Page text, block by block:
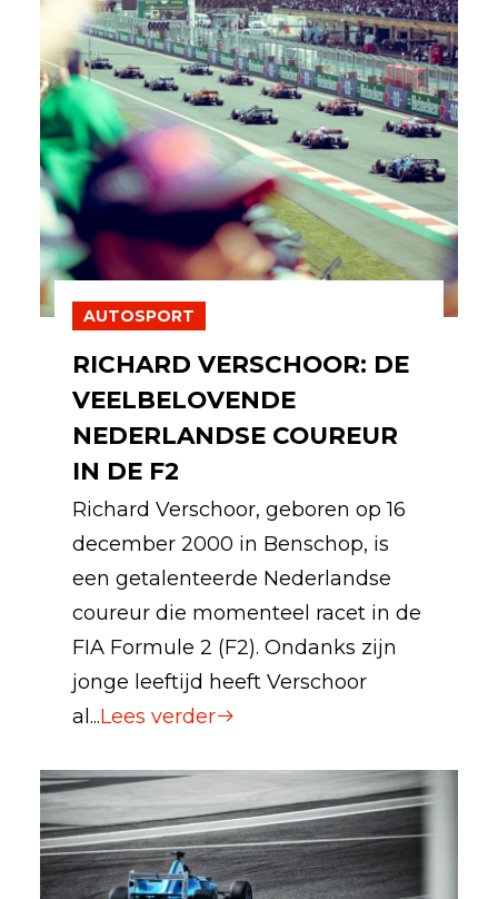
AUTOSPORT
RICHARD VERSCHOOR: DE
VEELBELOVENDE
NEDERLANDSE COUREUR
IN DE F2
Richard Verschoor, geboren op 16
december 2000 in Benschop, is
een getalenteerde Nederlandse
coureur die momenteel racet in de
FIA Formule 2 (F2). Ondanks zijn
jonge leeftijd heeft Verschoor
al...Lees verder